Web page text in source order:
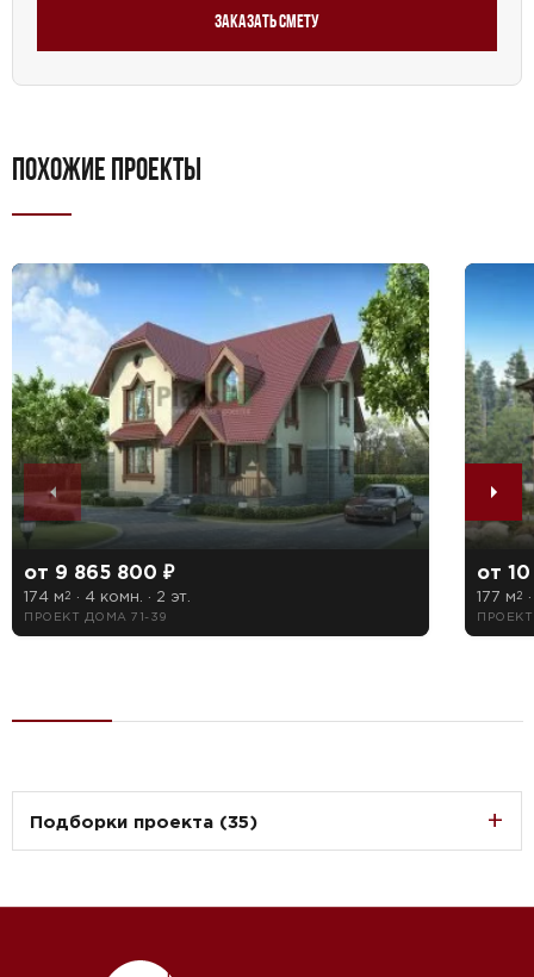
Заказать смету
ПОХОЖИЕ ПРОЕКТЫ
от 9 865 800 ₽
174 м2 · 4 комн. · 2 эт.
ПРОЕКТ ДОМА 71-39
от
177 м2
Подборки проекта (35)